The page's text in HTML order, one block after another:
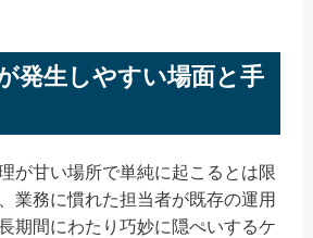
発生しやすい場面と手
が甘い場所で単純に起こるとは限
業務に慣れた担当者が既存の運用
期間にわたり巧妙に隠ぺいするケ